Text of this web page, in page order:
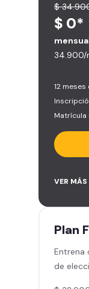
$
$ 0*
34.900/
12
Matrícula
5
1
VER MÁS
Plan
Entrena
de